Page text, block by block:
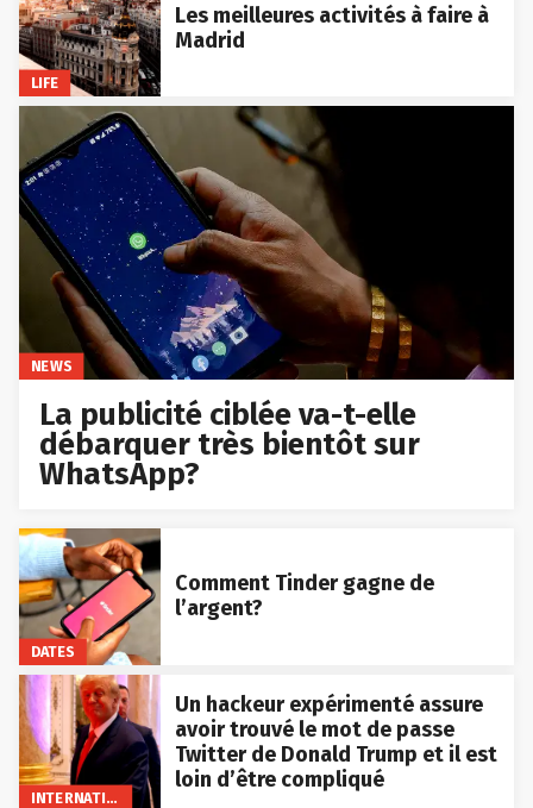
LIFE
Les meilleures activités à faire à
Madrid
NEWS
La publicité ciblée va-t-elle
débarquer très bientôt sur
WhatsApp?
DATES
Comment Tinder gagne de
l’argent?
INTERNATIONAL
Un hackeur expérimenté assure
avoir trouvé le mot de passe
Twitter de Donald Trump et il est
loin d’être compliqué